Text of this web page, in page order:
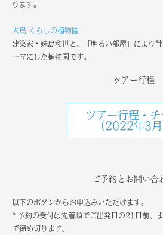
ります。
犬島 くらしの植物園
建築家・妹島和世と、「明るい部屋」により
ーマにした植物園です。
ツアー行程
ツアー行程・チ
（2022年3月
ご予約とお問い合
以下のボタンからお申込みいただけます。
* 予約の受付は先着順でご出発日の21日前、
で締め切ります。